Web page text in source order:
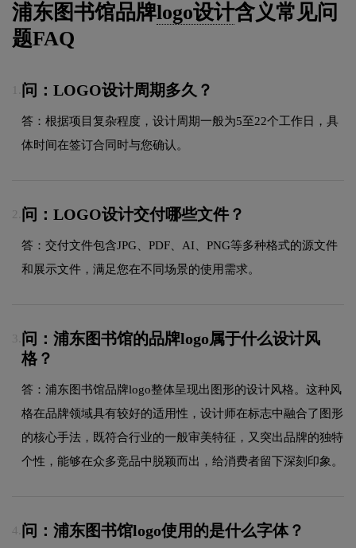
浦东图书馆品牌logo设计含义常见问
题FAQ
问：LOGO设计周期多久？
答：根据项目复杂程度，设计周期一般为5至22个工作日，具
体时间在签订合同时与您确认。
2. 问：LOGO设计交付哪些文件？
答：交付文件包含JPG、PDF、AI、PNG等多种格式的源文件
和展示文件，满足您在不同场景的使用需求。
3. 问：浦东图书馆的品牌logo属于什么设计风
格？
答：浦东图书馆品牌logo整体呈现出图形的设计风格。这种风
格在品牌领域具有较好的适用性，设计师在标志中融合了图形
的核心手法，既符合行业的一般审美特征，又突出品牌的独特
个性，能够在众多竞品中脱颖而出，给消费者留下深刻印象。
4. 问：浦东图书馆logo使用的是什么字体？